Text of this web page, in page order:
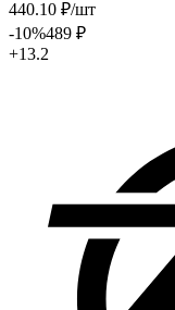
440.10 ₽/шт
-10%489 ₽
+13.2